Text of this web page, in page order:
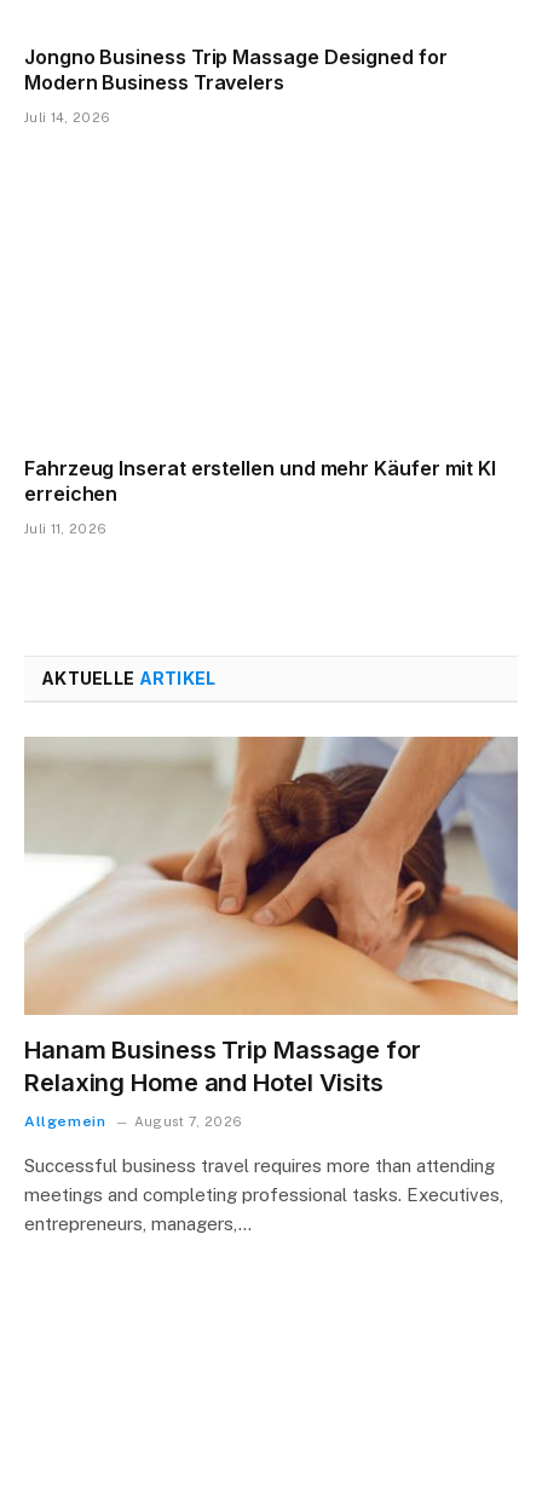
Jongno Business Trip Massage Designed for
Modern Business Travelers
Juli 14, 2026
Fahrzeug Inserat erstellen und mehr Käufer mit KI
erreichen
Juli 11, 2026
AKTUELLE ARTIKEL
Hanam Business Trip Massage for
Relaxing Home and Hotel Visits
Allgemein August 7, 2026
Successful business travel requires more than attending
meetings and completing professional tasks. Executives,
entrepreneurs, managers,…